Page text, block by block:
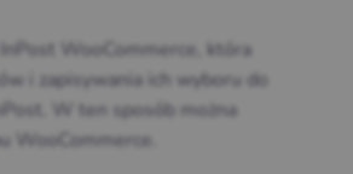
WooCommerce, która
i zapisywania ich wyboru do
W ten sposób można
WooCommerce.